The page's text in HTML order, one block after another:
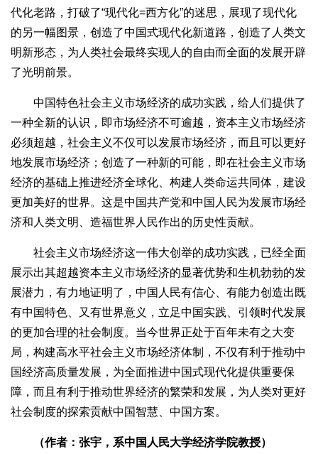
代化老路，打破了“现代化=西方化”的迷思，展现了现代化
的另一幅图景，创造了中国式现代化新道路，创造了人类文
明新形态，为人类社会最终实现人的自由而全面的发展开辟
了光明前景。
中国特色社会主义市场经济的成功实践，给人们提供了
一种全新的认识，即市场经济不可逾越，资本主义市场经济
必须超越，社会主义不仅可以发展市场经济，而且可以更好
地发展市场经济；创造了一种新的可能，即在社会主义市场
经济的基础上推进经济全球化、构建人类命运共同体，建设
更加美好的世界。这是中国共产党和中国人民为发展市场经
济和人类文明、造福世界人民作出的历史性贡献。
社会主义市场经济这一伟大创举的成功实践，已经全面
展示出其超越资本主义市场经济的显著优势和生机勃勃的发
展潜力，有力地证明了，中国人民有信心、有能力创造出既
有中国特色、又有世界意义，立足中国实践、引领时代发展
的更加合理的社会制度。当今世界正处于百年未有之大变
局，构建高水平社会主义市场经济体制，不仅有利于推动中
国经济高质量发展，为全面推进中国式现代化提供重要保
障，而且有利于推动世界经济的繁荣和发展，为人类对更好
社会制度的探索贡献中国智慧、中国方案。
（作者：张宇，系中国人民大学经济学院教授）